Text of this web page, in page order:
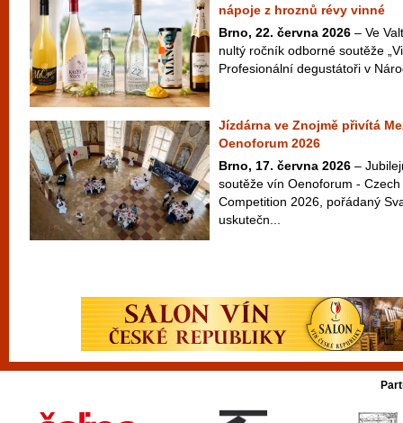
nápoje z hroznů révy vinné
Brno, 22. června 2026 – Ve
nultý ročník odborné soutěže
Profesionální degustátoři v
Jízdárna ve Znojmě přivítá
Oenoforum 2026
Brno, 17. června 2026 –
soutěže vín Oenoforum -
Competition 2026, pořádaný
uskutečn...